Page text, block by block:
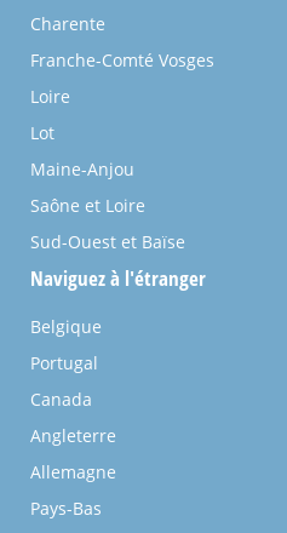
Charente
Franche-Comté Vosges
Loire
Lot
Maine-Anjou
Saône et Loire
Sud-Ouest et Baïse
Naviguez à l'étranger
Belgique
Portugal
Canada
Angleterre
Allemagne
Pays-Bas